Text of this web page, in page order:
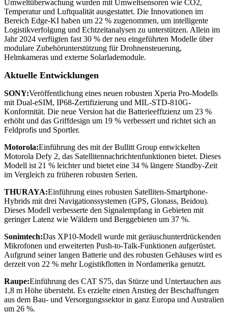
Umweltüberwachung wurden mit Umweltsensoren wie CO2,
Temperatur und Luftqualität ausgestattet. Die Innovationen im
Bereich Edge-KI haben um 22 % zugenommen, um intelligente
Logistikverfolgung und Echtzeitanalysen zu unterstützen. Allein im
Jahr 2024 verfügten fast 30 % der neu eingeführten Modelle über
modulare Zubehörunterstützung für Drohnensteuerung,
Helmkameras und externe Solarlademodule.
Aktuelle Entwicklungen
SONY:Veröffentlichung eines neuen robusten Xperia Pro-Modells
mit Dual-eSIM, IP68-Zertifizierung und MIL-STD-810G-
Konformität. Die neue Version hat die Batterieeffizienz um 23 %
erhöht und das Griffdesign um 19 % verbessert und richtet sich an
Feldprofis und Sportler.
Motorola:Einführung des mit der Bullitt Group entwickelten
Motorola Defy 2, das Satellitennachrichtenfunktionen bietet. Dieses
Modell ist 21 % leichter und bietet eine 34 % längere Standby-Zeit
im Vergleich zu früheren robusten Serien.
THURAYA:Einführung eines robusten Satelliten-Smartphone-
Hybrids mit drei Navigationssystemen (GPS, Glonass, Beidou).
Dieses Modell verbesserte den Signalempfang in Gebieten mit
geringer Latenz wie Wäldern und Berggebieten um 37 %.
Sonimtech:Das XP10-Modell wurde mit geräuschunterdrückenden
Mikrofonen und erweiterten Push-to-Talk-Funktionen aufgerüstet.
Aufgrund seiner langen Batterie und des robusten Gehäuses wird es
derzeit von 22 % mehr Logistikflotten in Nordamerika genutzt.
Raupe:Einführung des CAT S75, das Stürze und Untertauchen aus
1,8 m Höhe übersteht. Es erzielte einen Anstieg der Beschaffungen
aus dem Bau- und Versorgungssektor in ganz Europa und Australien
um 26 %.